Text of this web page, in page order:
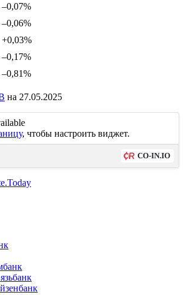
–0,07%
–0,06%
+0,03%
–0,17%
–0,81%
на 27.05.2025
, чтобы настроить виджет.
CO-IN.IO